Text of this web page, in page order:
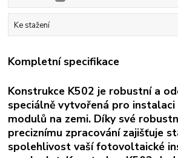
Ke stažení
Kompletní specifikace
Konstrukce K502 je robustní a
speciálně vytvořená pro
modulů na zemi. Díky své
preciznímu zpracování zajišťuje
spolehlivost vaší fotovoltaické